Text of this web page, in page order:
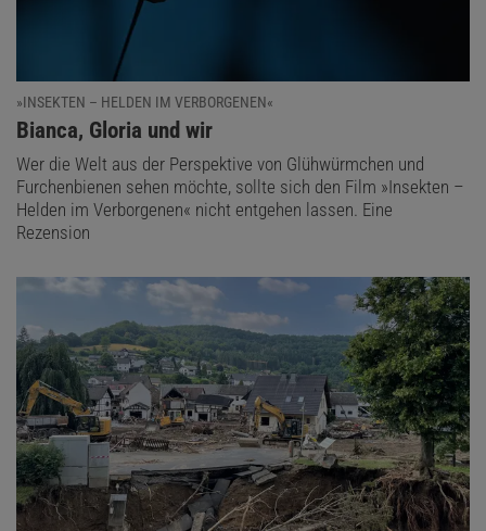
»INSEKTEN – HELDEN IM VERBORGENEN«
:
Bianca, Gloria und wir
Wer die Welt aus der Perspektive von Glühwürmchen und
Furchenbienen sehen möchte, sollte sich den Film »Insekten –
Helden im Verborgenen« nicht entgehen lassen. Eine
Rezension